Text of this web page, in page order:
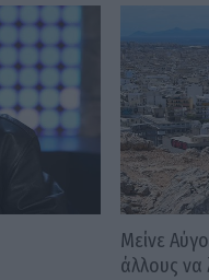
Μείνε
άλλους να